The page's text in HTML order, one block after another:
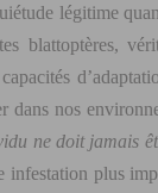
légitime
blattoptères,
dans nos
ne doit jamais
infestation plus